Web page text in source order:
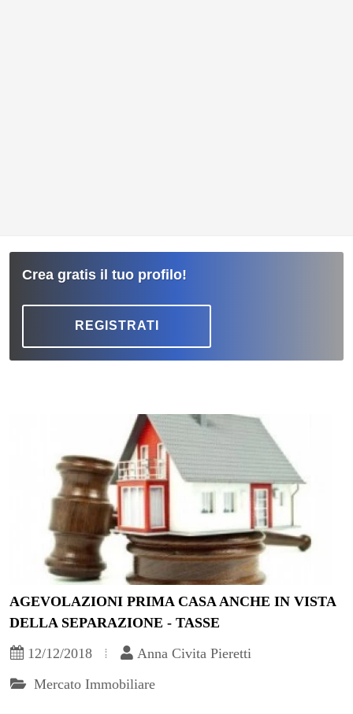
Crea gratis il tuo profilo!
REGISTRATI
AGEVOLAZIONI PRIMA CASA ANCHE IN VISTA
DELLA SEPARAZIONE - TASSE
12/12/2018
Anna Civita Pieretti
Mercato Immobiliare